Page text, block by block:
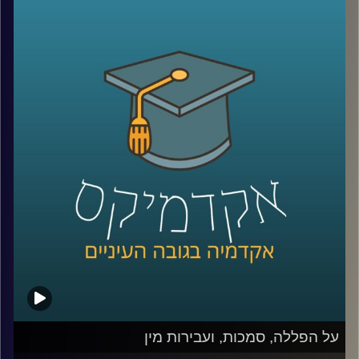
לדיון בכל העולם, אבל מרגיש שבתקופה
האחרונה במדינתנו הקטנה והדמוקרטיה
הצעירה – ישראל, הסוגיות הללו בוערות עוד
פרופ' יניב רוזנאי, חוקר משפט חוקתי ומשפט
חוקתי השוואתי מביה"ס הארי רדזינר למשפטים
באוניברסיטת ריימן, חקר את אחת הדוקטרינות
המעניינות ביותר בהקשר לכל הסוגיות הנ"ל
(וסוגיות נוספות ומסקרנות) – דוקטרינת "התיקון
מוזמנים להצטרף לשעה מרתקת, ולהבין מה
על הפללה, סמכות, ועבירות מין